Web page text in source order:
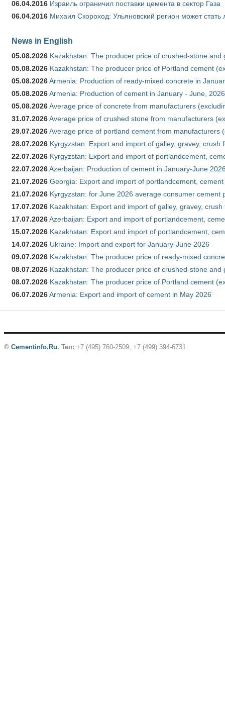
06.04.2016 Израиль ограничил поставки цемента в сектор Газа
06.04.2016 Михаил Скороход: Ульяновский регион может
News in English
05.08.2026 Kazakhstan: The producer price of crushed-stone and
05.08.2026 Kazakhstan: The producer price of Portland cement
05.08.2026Armenia: Production of ready-mixed concrete in
05.08.2026Armenia: Production of cement in January - June, 2026
05.08.2026Average price of concrete from manufacturers
31.07.2026Average price of crushed stone from manufacturers
29.07.2026Average price of portland cement from manufacturers
28.07.2026 Kyrgyzstan: Export and import of galley, gravey,
22.07.2026 Kyrgyzstan: Export and import of portlandcement,
22.07.2026Azerbaijan: Production of cement in January-June
21.07.2026 Georgia: Export and import of portlandcement,
21.07.2026 Kyrgyzstan: for June 2026 average consumer cement
17.07.2026 Kazakhstan: Export and import of galley, gravey,
17.07.2026Azerbaijan: Export and import of portlandcement,
15.07.2026 Kazakhstan: Export and import of portlandcement,
14.07.2026 Ukraine: Import and export for January-June 2026
09.07.2026 Kazakhstan: The producer price of ready-mixed
08.07.2026 Kazakhstan: The producer price of crushed-stone and
08.07.2026 Kazakhstan: The producer price of Portland cement
06.07.2026Armenia: Export and import of cement in May 2026
© Cementinfo.Ru. Тел: +7 (495) 760-2509, +7 (499) 394-6731